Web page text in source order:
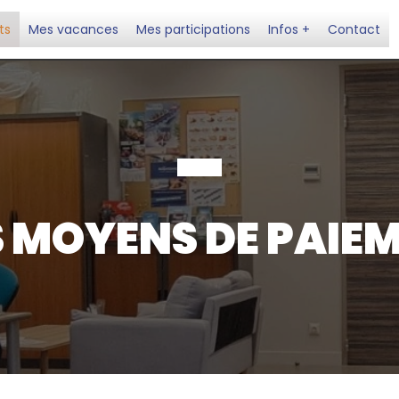
Mes vacances Mes participations Infos + Contact
DE